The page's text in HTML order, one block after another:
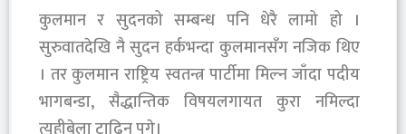
कुलमान र सुदनको सम्बन्ध पनि धेरै लामो हो ।
सुरुवातदेखि नै सुदन हर्कभन्दा कुलमानसँग नजिक थिए
। तर कुलमान राष्ट्रिय स्वतन्त्र पार्टीमा मिल्न जाँदा पदीय
भागबन्डा, सैद्धान्तिक विषयलगायत कुरा नमिल्दा